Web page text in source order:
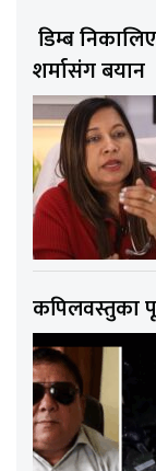
डिम्ब
शर्मासंग बयान
कपिलवस्तुका